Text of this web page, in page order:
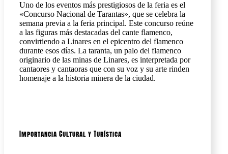
Uno de los eventos más prestigiosos de la feria es el
«Concurso Nacional de Tarantas», que se celebra la
semana previa a la feria principal. Este concurso reúne
a las figuras más destacadas del cante flamenco,
convirtiendo a Linares en el epicentro del flamenco
durante esos días. La taranta, un palo del flamenco
originario de las minas de Linares, es interpretada por
cantaores y cantaoras que con su voz y su arte rinden
homenaje a la historia minera de la ciudad.
Importancia Cultural y Turística